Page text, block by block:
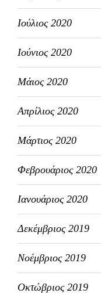
Ιούλιος 2020
Ιούνιος 2020
Μάιος 2020
Απρίλιος 2020
Μάρτιος 2020
Φεβρουάριος 2020
Ιανουάριος 2020
Δεκέμβριος 2019
Νοέμβριος 2019
Οκτώβριος 2019